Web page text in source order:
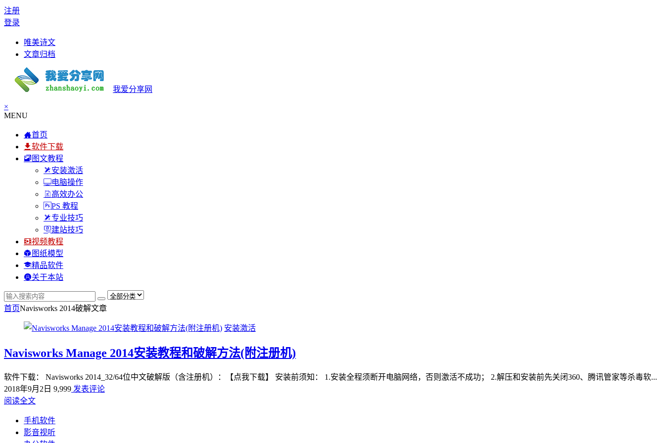
注册
登录
唯美诗文
文章归档
我爱分享网
×
MENU
首页
软件下载
图文教程
安装激活
电脑操作
高效办公
PS 教程
专业技巧
建站技巧
视频教程
图纸模型
精品软件
关于本站
首页Navisworks 2014破解文章
安装激活
Navisworks Manage 2014安装教程和破解方法(附注册机)
软件下载： Navisworks 2014_32/64位中文破解版（含注册机）：【点我下载】 安装前须知： 1.安装全程须断开电脑网络，否则激活不成功； 2.解压和安装前先关闭360、腾讯管家等杀毒软...
2018年9月2日 9,999 发表评论
阅读全文
手机软件
影音视听